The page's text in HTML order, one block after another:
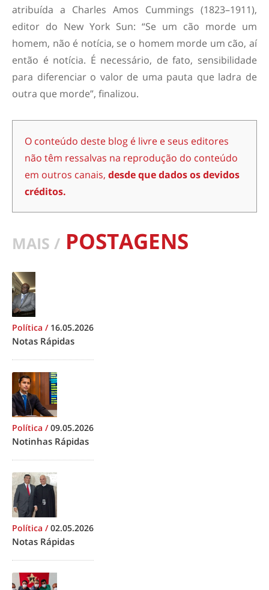
atribuída a Charles Amos Cummings (1823–1911),
editor do New York Sun: “Se um cão morde um
homem, não é notícia, se o homem morde um cão, aí
então é notícia. É necessário, de fato, sensibilidade
para diferenciar o valor de uma pauta que ladra de
outra que morde”, finalizou.
O conteúdo deste blog é livre e seus editores
não têm ressalvas na reprodução do conteúdo
em outros canais, desde que dados os devidos
créditos.
MAIS / POSTAGENS
Política / 16.05.2026
Notas Rápidas
Política /09.05.2026
Notinhas Rápidas
Política /02.05.2026
Notas Rápidas